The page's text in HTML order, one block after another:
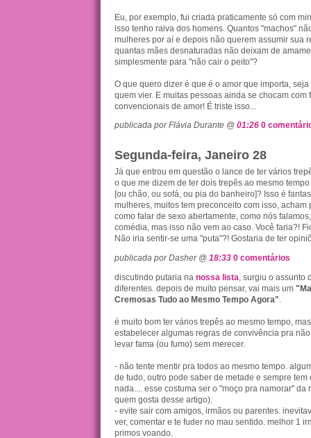
Eu, por exemplo, fui criada praticamente só com
isso tenho raiva dos homens. Quantos "machos"
mulheres por aí e depois não querem assumir sua
quantas mães desnaturadas não deixam de
simplesmente para "não cair o peito"?
O que quero dizer é que é o amor que importa,
quem vier. E muitas pessoas ainda se chocam com
convencionais de amor! É triste isso...
publicada por Flávia Durante @ 01:26 0
Segunda-feira, Janeiro 28
Já que entrou em questão o lance de ter vários
o que me dizem de ter dois trepês ao mesmo
[ou chão, ou sofá, ou pia do banheiro]? Isso é
mulheres, muitos tem preconceito com isso, acham
como falar de sexo abertamente, como nós
comédia, mas isso não vem ao caso. Você faria?!
Não iria sentir-se uma "puta"?! Gostaria de ter
publicada por Dasher @ 18:33 0 comentários
discutindo putaria na nossa lista , surgiu o assunto
diferentes. depois de muito pensar, vai mais um
Cremosas Tudo ao Mesmo Tempo Agora"
é muito bom ter vários trepês ao mesmo tempo,
estabelecer algumas regras de convivência pra
levar fama (ou fumo) sem merecer.
- não tente mentir pra todos ao mesmo tempo.
de tudo, outro pode saber de metade e sempre tem
nada.... esse costuma ser o "moço pra namorar" da
quem gosta desse artigo).
- evite sair com amigos, irmãos ou parentes.
ver, comentar e te fuder no mau sentido. melhor 1
primos voando.